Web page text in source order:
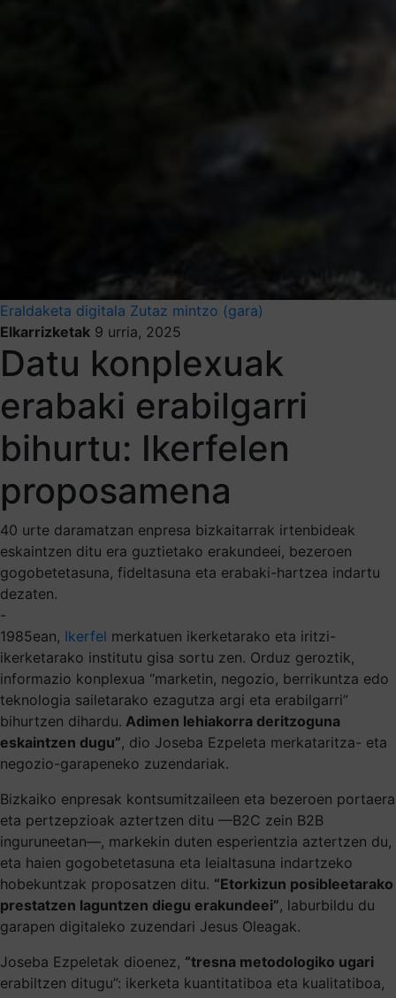
Eraldaketa digitala Zutaz mintzo (gara)
Elkarrizketak 9 urria, 2025
Datu konplexuak
erabaki erabilgarri
bihurtu: Ikerfelen
proposamena
40 urte daramatzan enpresa bizkaitarrak irtenbideak
eskaintzen ditu era guztietako erakundeei, bezeroen
gogobetetasuna, fideltasuna eta erabaki-hartzea indartu
dezaten.
-
1985ean, Ikerfel merkatuen ikerketarako eta iritzi-
ikerketarako institutu gisa sortu zen. Orduz geroztik,
informazio konplexua “marketin, negozio, berrikuntza edo
teknologia sailetarako ezagutza argi eta erabilgarri”
bihurtzen dihardu. Adimen lehiakorra deritzoguna
eskaintzen dugu”, dio Joseba Ezpeleta merkataritza- eta
negozio-garapeneko zuzendariak.
Bizkaiko enpresak kontsumitzaileen eta bezeroen portaera
eta pertzepzioak aztertzen ditu —B2C zein B2B
inguruneetan—, markekin duten esperientzia aztertzen du,
eta haien gogobetetasuna eta leialtasuna indartzeko
hobekuntzak proposatzen ditu. “Etorkizun posibleetarako
prestatzen laguntzen diegu erakundeei”, laburbildu du
garapen digitaleko zuzendari Jesus Oleagak.
Joseba Ezpeletak dioenez, “tresna metodologiko ugari
erabiltzen ditugu”: ikerketa kuantitatiboa eta kualitatiboa,